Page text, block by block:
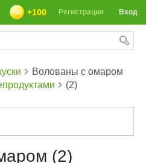
Вход
Регистрация
+100
Волованы с омаром
(2)
(2)